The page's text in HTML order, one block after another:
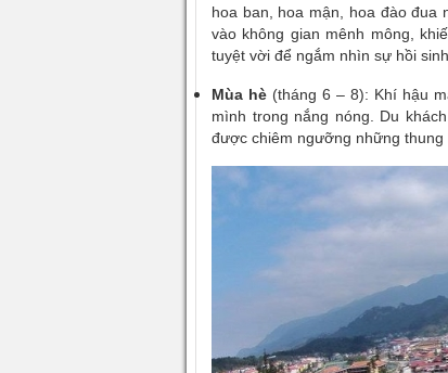
hoa ban, hoa mận, hoa đào đua
vào không gian mênh mông,
tuyệt vời để ngắm nhìn sự hồi
Mùa hè(tháng 6 – 8): Khí hậu
mình trong nắng nóng. Du
được chiêm ngưỡng những thung